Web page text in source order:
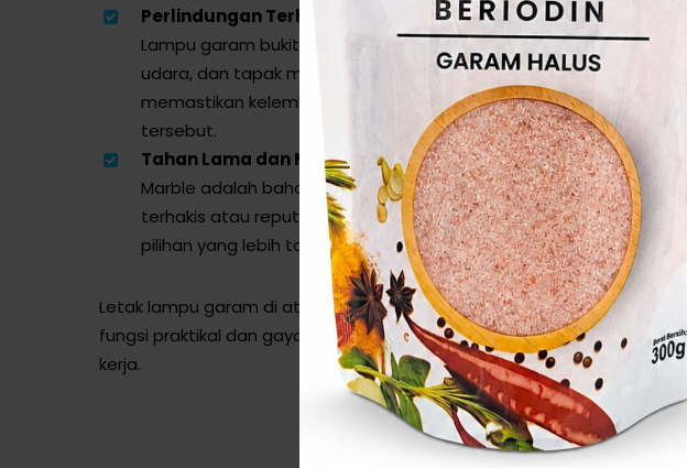
Perlindungan Terhadap Kelembapan:
Lampu garam bukit dapat menyerap kelembapan daripada
udara, dan tapak marble yang tidak menyerap air membantu
memastikan kelembapan tidak merosakkan struktur tapak
tersebut.
Tahan Lama dan Mudah Dijaga:
Marble adalah bahan yang mudah dijaga dan tidak mudah
terhakis atau reput berbanding dengan kayu, menjadikannya
pilihan yang lebih tahan lama untuk penggunaan jangka panjang.
Letak lampu garam di atas tapak marble menawarkan gabungan
fungsi praktikal dan gaya elegan untuk kegunaan di rumah atau ruang
kerja.